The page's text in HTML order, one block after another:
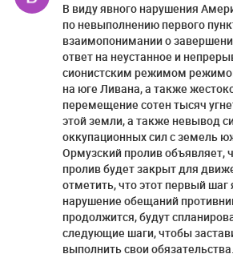
В виду явного нарушения
по невыполнению первого
взаимопонимании о
ответ на неустанное и
сионистским режимом
на юге Ливана, а также
перемещение сотен тысяч
этой земли, а также невывод
оккупационных сил с земель
Ормузский пролив объявляет,
пролив будет закрыт для
отметить, что этот первый шаг
нарушение обещаний
продолжится, будут
следующие шаги, чтобы
выполнить свои обязательства.